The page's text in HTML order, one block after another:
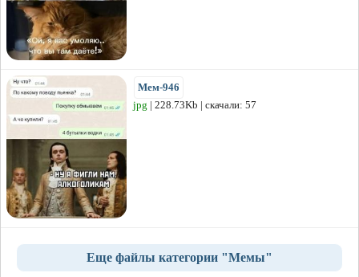
Мем-946
jpg | 228.73Kb | скачали: 57
Еще файлы категории "Мемы"